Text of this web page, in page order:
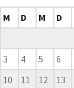
M
D M D
3
4 5 6
10
11 12 13